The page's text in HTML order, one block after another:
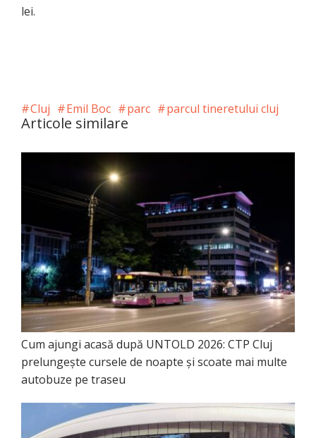
lei.
Cluj Emil Boc parc parcul tineretului cluj
Articole similare
Cum ajungi acasă după UNTOLD 2026: CTP Cluj
prelungește cursele de noapte și scoate mai multe
autobuze pe traseu